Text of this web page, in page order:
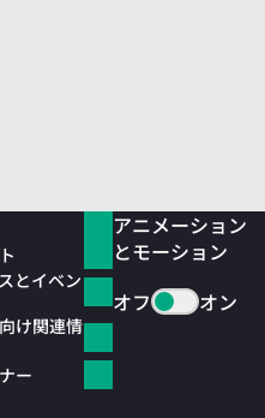
とイベン
け関連情
ー
アニメーション
とモーション
オフ
オン